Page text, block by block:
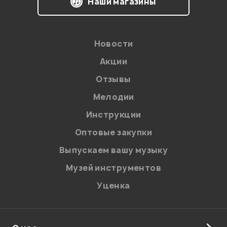
на обработку персональных данных в
Политикой в отношении обработки
персональных данных.
Введите проверочное число:
Новости
Акции
Отзывы
Мелодии
Инструкции
Оптовые закупки
Выпускаем вашу музыку
Музей инструментов
Уценка